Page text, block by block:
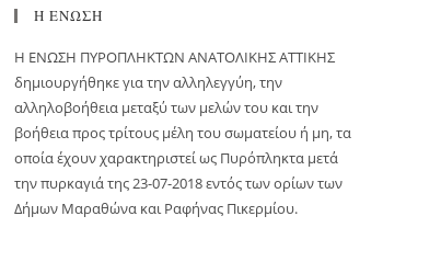
Η ΕΝΩΣΗ
H ΕΝΩΣΗ ΠΥΡΟΠΛΗΚΤΩΝ ΑΝΑΤΟΛΙΚΗΣ ΑΤΤΙΚΗΣ
δημιουργήθηκε για την αλληλεγγύη, την
αλληλοβοήθεια μεταξύ των μελών του και την
βοήθεια προς τρίτους μέλη του σωματείου ή μη, τα
οποία έχουν χαρακτηριστεί ως Πυρόπληκτα μετά
την πυρκαγιά της 23-07-2018 εντός των ορίων των
Δήμων Μαραθώνα και Ραφήνας Πικερμίου.